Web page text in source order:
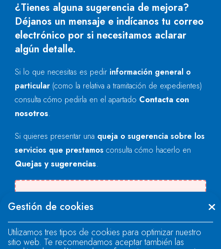
¿Tienes alguna sugerencia de mejora?
Déjanos un mensaje e indícanos tu correo
electrónico por si necesitamos aclarar
algún detalle.
Si lo que necesitas es pedir información general o
particular (como la relativa a tramitación de expedientes)
consulta cómo pedirla en el apartado Contacta con
nosotros.
Si quieres presentar una queja o sugerencia sobre los
servicios que prestamos consulta cómo hacerlo en
Quejas y sugerencias.
"text".
Gestión de cookies
Utilizamos tres tipos de cookies para optimizar nuestro
sitio web. Te recomendamos aceptar también las